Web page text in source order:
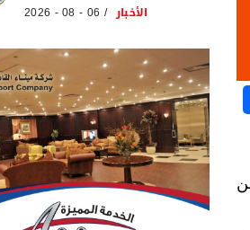
الأخبار 06 - 08 - 2026